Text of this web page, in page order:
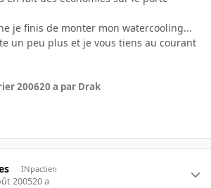
je finis de monter mon watercooling...
un peu plus et je vous tiens au courant
200620 a par Drak
INpactien
200520 a